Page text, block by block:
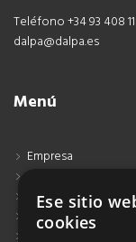
Teléfono +34 93 408 11
dalpa@dalpa.es
Menú
Empresa
Blog
Aviso Legal
Ese sitio
cookies